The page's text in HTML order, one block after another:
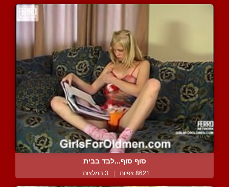
סוף סוף...לבד בבית
8621 צפיות | 3 המלצות